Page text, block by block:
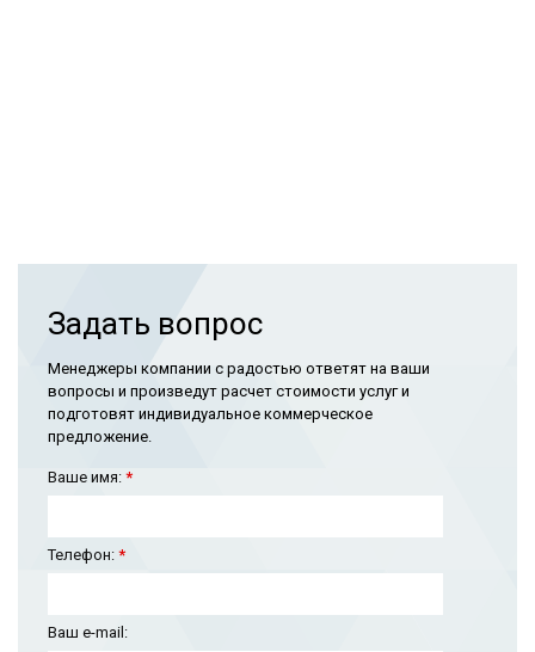
Задать вопрос
Менеджеры компании с радостью ответят на ваши
вопросы и произведут расчет стоимости услуг и
подготовят индивидуальное коммерческое
предложение.
Ваше имя: *
Телефон: *
Ваш e-mail: